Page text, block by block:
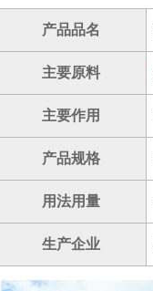
产品品名
主要原料
主要作用
产品规格
用法用量
生产企业